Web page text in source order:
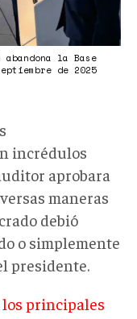
la Base
de 2025
incrédulos
aprobara
maneras
debió
o simplemente
presidente.
principales